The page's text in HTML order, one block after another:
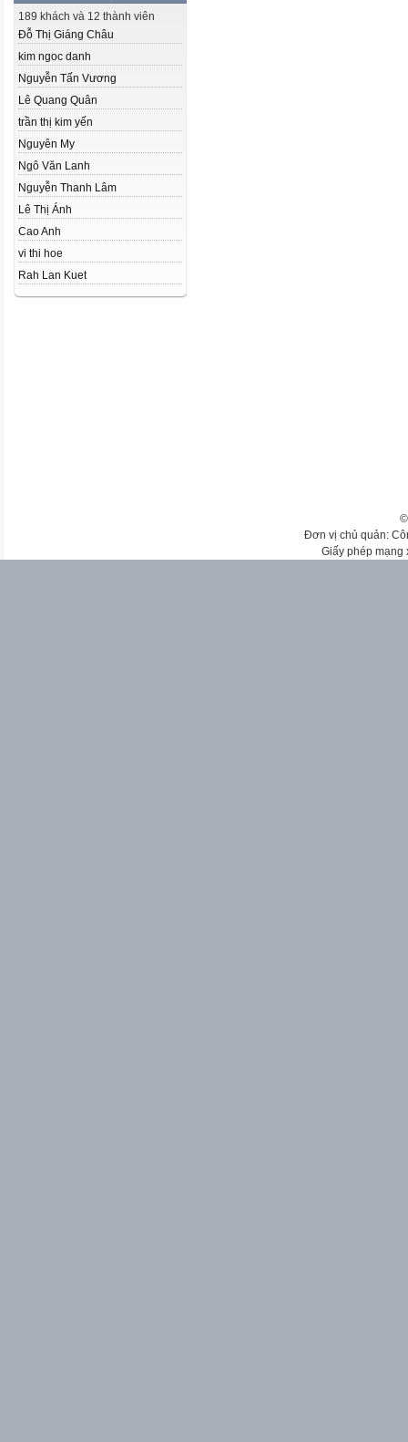
189 khách và 12 thành viên
Đỗ Thị Giáng Châu
kim ngoc danh
Nguyễn Tấn Vương
Lê Quang Quân
trần thị kim yến
Nguyên My
Ngô Văn Lanh
Nguyễn Thanh Lâm
Lê Thị Ánh
Cao Anh
vi thi hoe
Rah Lan Kuet
Đơn vị chủ quản:
Giấy phép mạng